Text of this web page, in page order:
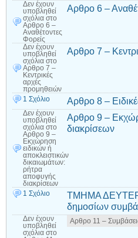
Δεν έχουν
υποβληθεί
σχόλια στο
Αρθρο 6 –
Αναθέτοντες
Φορείς
Αρθρο 6 –
Δεν έχουν
υποβληθεί
σχόλια στο
Αρθρο 7 –
Κεντρικές
αρχές
προμηθειών
Αρθρο 7 –
1 Σχόλιο Αρθρο 8 –
Δεν έχουν
υποβληθεί
σχόλια στο
Αρθρο 9 –
Εκχώρηση
ειδικών ή
αποκλειστικών
δικαιωμάτων:
ρήτρα
αποφυγής
διακρίσεων
Αρθρο 9 –
διακρίσεων
1 Σχόλιο
ΤΜΗΜΑ
δημοσίων
Δεν έχουν
υποβληθεί
σχόλια στο
Αρθρο 11 –